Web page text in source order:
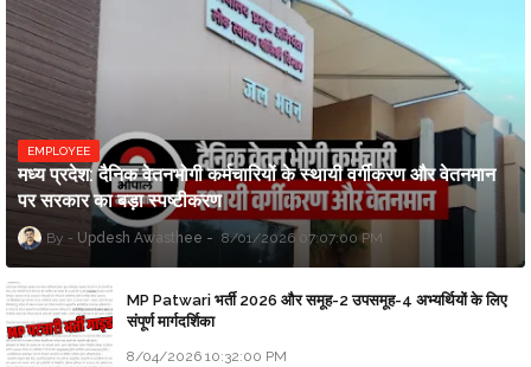
EMPLOYEE
मध्य प्रदेश: दैनिक वेतनभोगी कर्मचारियों के स्थायी वर्गीकरण और वेतनमान
पर सरकार का बड़ा स्पष्टीकरण
Updesh Awasthee 8/01/2026 07:07:00 PM
MP Patwari भर्ती 2026 और समूह-2 उपसमूह-4 अभ्यर्थियों के लिए
संपूर्ण मार्गदर्शिका
8/04/2026 10:32:00 PM